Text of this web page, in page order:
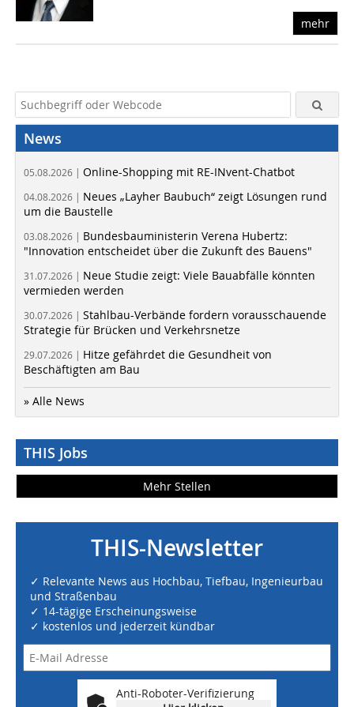
mehr
News
05.08.2026 | Online-Shopping mit RE-INvent-Chatbot
04.08.2026 | Neues „Layher Baubuch“ zeigt Lösungen rund
um die Baustelle
03.08.2026 | Bundesbauministerin Verena Hubertz:
"Innovation entscheidet über die Zukunft des Bauens"
31.07.2026 | Neue Studie zeigt: Viele Bauabfälle könnten
vermieden werden
30.07.2026 | Stahlbau-Verbände fordern vorausschauende
Strategie für Brücken und Verkehrsnetze
29.07.2026 | Hitze gefährdet die Gesundheit von
Beschäftigten am Bau
» Alle News
THIS Jobs
Mehr Stellen
THIS-Newsletter
✓ Relevante News aus Hochbau, Tiefbau, Ingenieurbau
und Straßenbau
✓ 14-tägige Erscheinungsweise
✓ kostenlos und jederzeit kündbar
Anti-Roboter-Verifizierung